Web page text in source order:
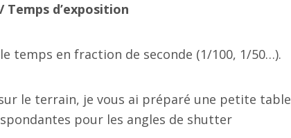
Temps d’exposition
temps en fraction de seconde (1/100, 1/50…).
le terrain, je vous ai préparé une petite table
pour les angles de shutter